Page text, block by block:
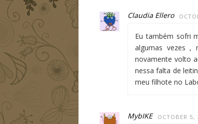
Claudia Ellero
Eu também sofri
algumas vezes ,
novamente volto
nessa falta de
meu filhote no
MybIKE OCTOBER 5,